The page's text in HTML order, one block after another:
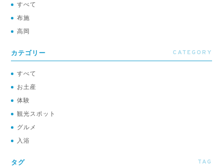
すべて
布施
高岡
カテゴリー CATEGORY
すべて
お土産
体験
観光スポット
グルメ
入浴
タグ TAG